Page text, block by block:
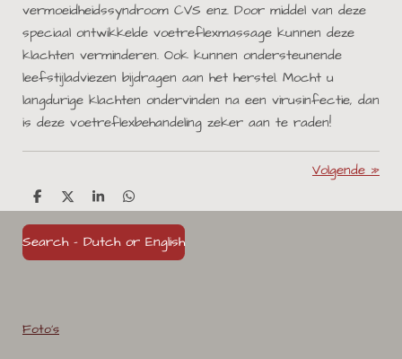
vermoeidheidssyndroom CVS enz. Door middel van deze
speciaal ontwikkelde voetreflexmassage kunnen deze
klachten verminderen. Ook kunnen ondersteunende
leefstijladviezen bijdragen aan het herstel. Mocht u
langdurige klachten ondervinden na een virusinfectie, dan
is deze voetreflexbehandeling zeker aan te raden!
Volgende »
D
e
l
e
D
e
e
l
S
h
a
r
D
e
l
e
Search - Dutch or English
Foto's